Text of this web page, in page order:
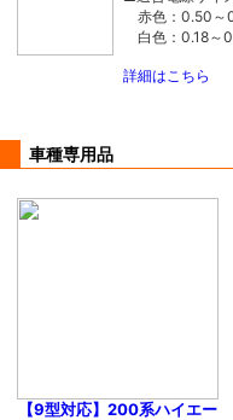
赤色：0.50～
白色：0.18～
詳細はこちら
車種専用品
【9型対応】200系ハイエー